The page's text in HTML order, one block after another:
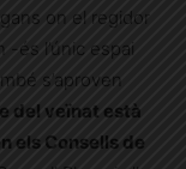
on el regidor
-és l’únic espai
s’aproven
del veïnat està
els Consells de